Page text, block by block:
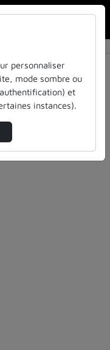
vues
personnaliser
mode sombre ou
et
instances).